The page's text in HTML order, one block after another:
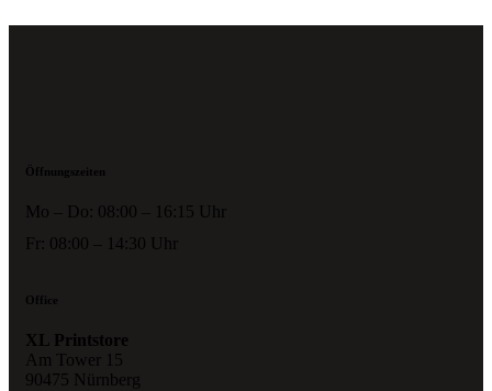
Öffnungszeiten
Mo – Do: 08:00 – 16:15 Uhr
Fr: 08:00 – 14:30 Uhr
Office
XL Printstore
Am Tower 15
90475 Nürnberg